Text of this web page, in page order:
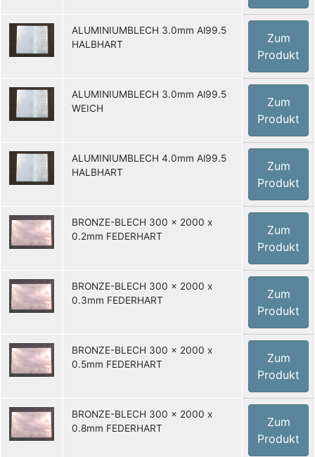
ALUMINIUMBLECH 3.0mm Al99.5
HALBHART
Zum
Produkt
ALUMINIUMBLECH 3.0mm Al99.5
WEICH
Zum
Produkt
ALUMINIUMBLECH 4.0mm Al99.5
HALBHART
Zum
Produkt
BRONZE-BLECH 300 x 2000 x
0.2mm FEDERHART
Zum
Produkt
BRONZE-BLECH 300 x 2000 x
0.3mm FEDERHART
Zum
Produkt
BRONZE-BLECH 300 x 2000 x
0.5mm FEDERHART
Zum
Produkt
BRONZE-BLECH 300 x 2000 x
0.8mm FEDERHART
Zum
Produkt